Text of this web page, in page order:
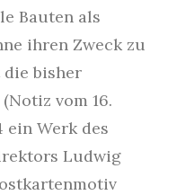
Bauten als
ihren Zweck zu
die bisher
vom 16.
ein Werk des
Ludwig